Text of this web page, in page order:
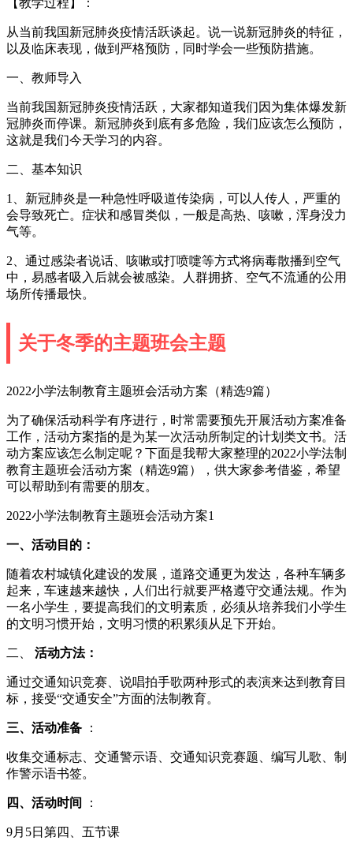
从当前我国新冠肺炎疫情活跃谈起。说一说新冠肺炎的特征，
以及临床表现，做到严格预防，同时学会一些预防措施。
一、教师导入
当前我国新冠肺炎疫情活跃，大家都知道我们因为集体爆发新
冠肺炎而停课。新冠肺炎到底有多危险，我们应该怎么预防，
这就是我们今天学习的内容。
二、基本知识
1、新冠肺炎是一种急性呼吸道传染病，可以人传人，严重的
会导致死亡。症状和感冒类似，一般是高热、咳嗽，浑身没力
气等。
2、通过感染者说话、咳嗽或打喷嚏等方式将病毒散播到空气
中，易感者吸入后就会被感染。人群拥挤、空气不流通的公用
场所传播最快。
关于冬季的主题班会主题
2022小学法制教育主题班会活动方案（精选9篇）
为了确保活动科学有序进行，时常需要预先开展活动方案准备
工作，活动方案指的是为某一次活动所制定的计划类文书。活
动方案应该怎么制定呢？下面是我帮大家整理的2022小学法制
教育主题班会活动方案（精选9篇），供大家参考借鉴，希望
可以帮助到有需要的朋友。
2022小学法制教育主题班会活动方案1
一、活动目的：
随着农村城镇化建设的发展，道路交通更为发达，各种车辆多
起来，车速越来越快，人们出行就要严格遵守交通法规。作为
一名小学生，要提高我们的文明素质，必须从培养我们小学生
的文明习惯开始，文明习惯的积累须从足下开始。
二、 活动方法：
通过交通知识竞赛、说唱拍手歌两种形式的表演来达到教育目
标，接受“交通安全”方面的法制教育。
三、活动准备 ：
收集交通标志、交通警示语、交通知识竞赛题、编写儿歌、制
作警示语书签。
四、活动时间 ：
9月5日第四、五节课